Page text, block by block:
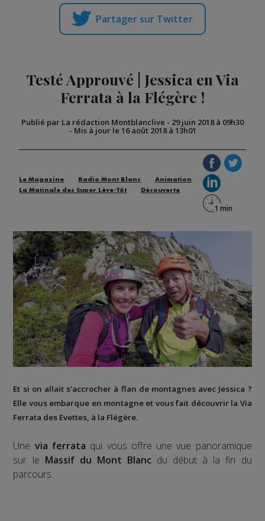
Partager sur Twitter
Testé Approuvé | Jessica en Via
Ferrata à la Flégère !
Publié par La rédaction Montblanclive - 29 juin 2018 à 09h30
- Mis à jour le 16 août 2018 à 13h01
Le Magazine Radio Mont Blanc
Animation
La Matinale des Super Lève-Tôt
Découverte
Et si on allait s'accrocher à flan de montagnes avec Jessica ?
Elle vous embarque en montagne et vous fait découvrir la Via
Ferrata des Evettes, à la Flégère.
Une via ferrata qui vous offre une vue panoramique
sur le Massif du Mont Blancdu début à la fin du
parcours.